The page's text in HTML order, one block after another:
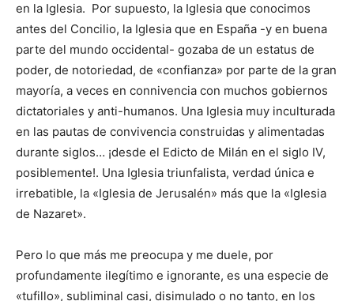
en la Iglesia. Por supuesto, la Iglesia que conocimos
antes del Concilio, la Iglesia que en España -y en buena
parte del mundo occidental- gozaba de un estatus de
poder, de notoriedad, de «confianza» por parte de la gran
mayoría, a veces en connivencia con muchos gobiernos
dictatoriales y anti-humanos. Una Iglesia muy inculturada
en las pautas de convivencia construidas y alimentadas
durante siglos… ¡desde el Edicto de Milán en el siglo IV,
posiblemente!. Una Iglesia triunfalista, verdad única e
irrebatible, la «Iglesia de Jerusalén» más que la «Iglesia
de Nazaret».
Pero lo que más me preocupa y me duele, por
profundamente ilegítimo e ignorante, es una especie de
«tufillo», subliminal casi, disimulado o no tanto, en los